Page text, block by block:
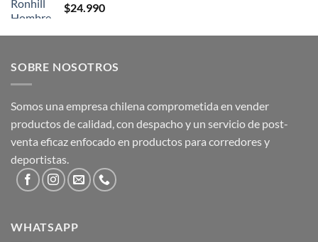
$24.990
SOBRE NOSOTROS
Somos una empresa chilena comprometida en vender
productos de calidad, con despacho y un servicio de post-
venta eficaz enfocado en productos para corredores y
deportistas.
WHATSAPP